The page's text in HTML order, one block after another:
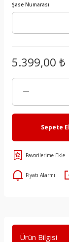
Şase Numarası
5.399,00 ₺
Sepete
Fiyatı Alarmı
Ürün Bilgisi